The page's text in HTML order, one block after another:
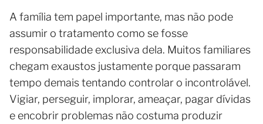
A família tem papel importante, mas não pode
assumir o tratamento como se fosse
responsabilidade exclusiva dela. Muitos familiares
chegam exaustos justamente porque passaram
tempo demais tentando controlar o incontrolável.
Vigiar, perseguir, implorar, ameaçar, pagar dívidas
e encobrir problemas não costuma produzir